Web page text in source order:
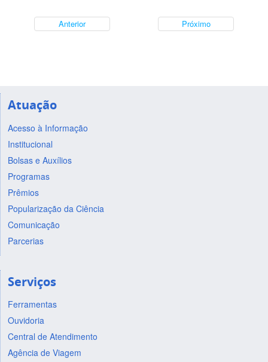
Anterior Próximo
Atuação
Acesso à Informação
Institucional
Bolsas e Auxílios
Programas
Prêmios
Popularização da Ciência
Comunicação
Parcerias
Serviços
Ferramentas
Ouvidoria
Central de Atendimento
Agência de Viagem